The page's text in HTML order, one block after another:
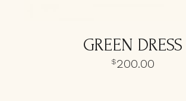
GREEN DRESS
$200.00